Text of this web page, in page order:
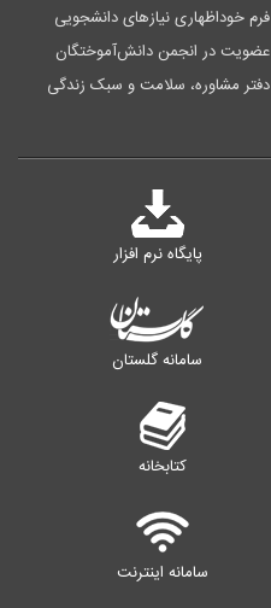
فرم خوداظهاری نیازهای دانشجویی
عضویت در انجمن دانش‌آموختگان
دفتر مشاوره، سلامت و سبک زندگی
پایگاه نرم افزار
سامانه گلستان
کتابخانه
سامانه اینترنت